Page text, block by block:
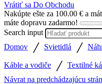
Vrátiť sa Do Obchodu
Nakúpte ešte za 100.00 € a
máte dopravu zadarmo!
Search input
Domov / Svietidlá /
Káble a vodiče / Textilné
Návrat na predchádzajúcu